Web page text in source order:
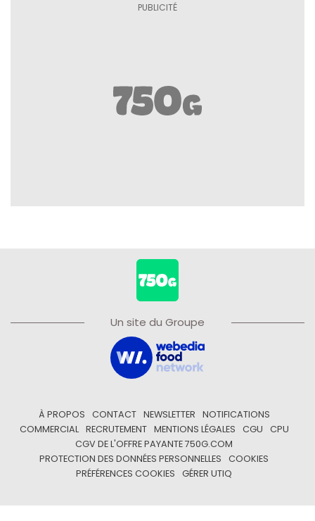
Un site du Groupe
À PROPOS CONTACT NEWSLETTER
NOTIFICATIONS
COMMERCIAL
RECRUTEMENT MENTIONS LÉGALES CGU
CPU
CGV DE L'OFFRE PAYANTE 750G.COM
PROTECTION DES DONNÉES PERSONNELLES
COOKIES
PRÉFÉRENCES COOKIES
GÉRER UTIQ